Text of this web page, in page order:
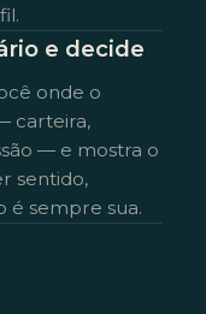
e decide
onde o
carteira,
— e mostra o
sentido,
é sempre sua.